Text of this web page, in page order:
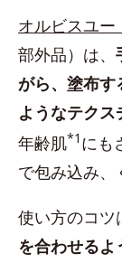
オルビスユー
部外品）は、
がら、塗布す
ようなテクス
年齢肌*1 にも
で包み込み、
使い方のコツ
を合わせるよ